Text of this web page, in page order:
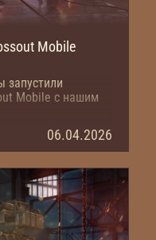
Mobile
запустили
Mobile с нашим
06.04.2026